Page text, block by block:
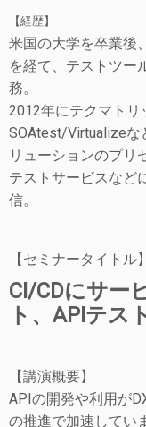
【経歴】
米国の大学を卒業後
を経て、テストツー
務。
2012年にテクマト
SOAtest/Virtualizeな
リューションのプリ
テストサービスなど
信。
【セミナータイトル】
CI/CDにサー
ト、APIテス
【講演概要】
APIの開発や利用が
の推進で加速してい